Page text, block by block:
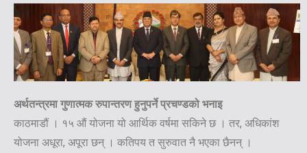
अर्थतन्त्रमा गुणात्मक रुपान्तरण हुनुपर्ने प्रचण्डको भनाइ
काठमाडौं । १५ औं योजना यो आर्थिक वर्षमा सकिने छ । तर, अधिकांश
योजना अधूरा, अपूरा छन् । कतिपय त सुरुवात नै भएका छैनन् ।